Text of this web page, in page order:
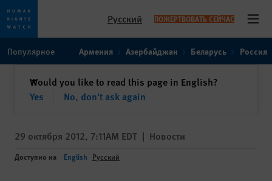
toto
content
Русский ПОЖЕРТВОВАТЬ СЕЙЧАС
Популярное Армения Азербайджан Беларусь Россия
Would you like to read this page in English?
Yes
No, don't ask again
✕закрыть
29 октября 2012, 7:11AM EDT | Новости
Доступно на English Русский